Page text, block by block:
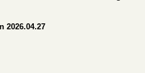
2026.04.27